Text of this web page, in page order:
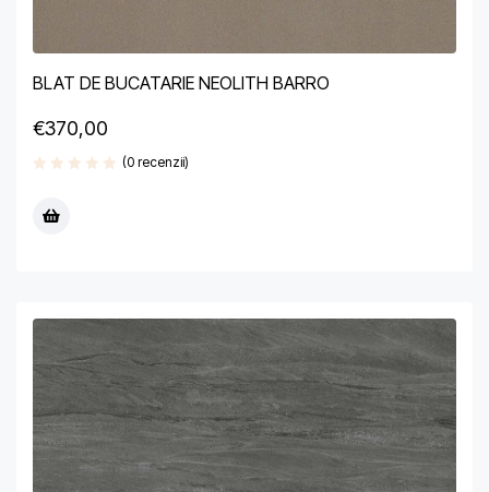
BLAT DE BUCATARIE NEOLITH BARRO
€370,00
(0 recenzii)